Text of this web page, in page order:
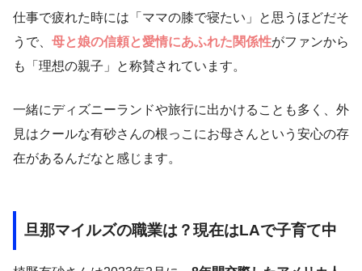
仕事で疲れた時には「ママの膝で寝たい」と思うほどだそ
うで、 母と娘の信頼と愛情にあふれた関係性がファンから
も「理想の親子」と称賛されています。
一緒にディズニーランドや旅行に出かけることも多く、外
見はクールな有砂さんの根っこにお母さんという安心の存
在があるんだなと感じます。
旦那マイルズの職業は？現在はLAで子育て中